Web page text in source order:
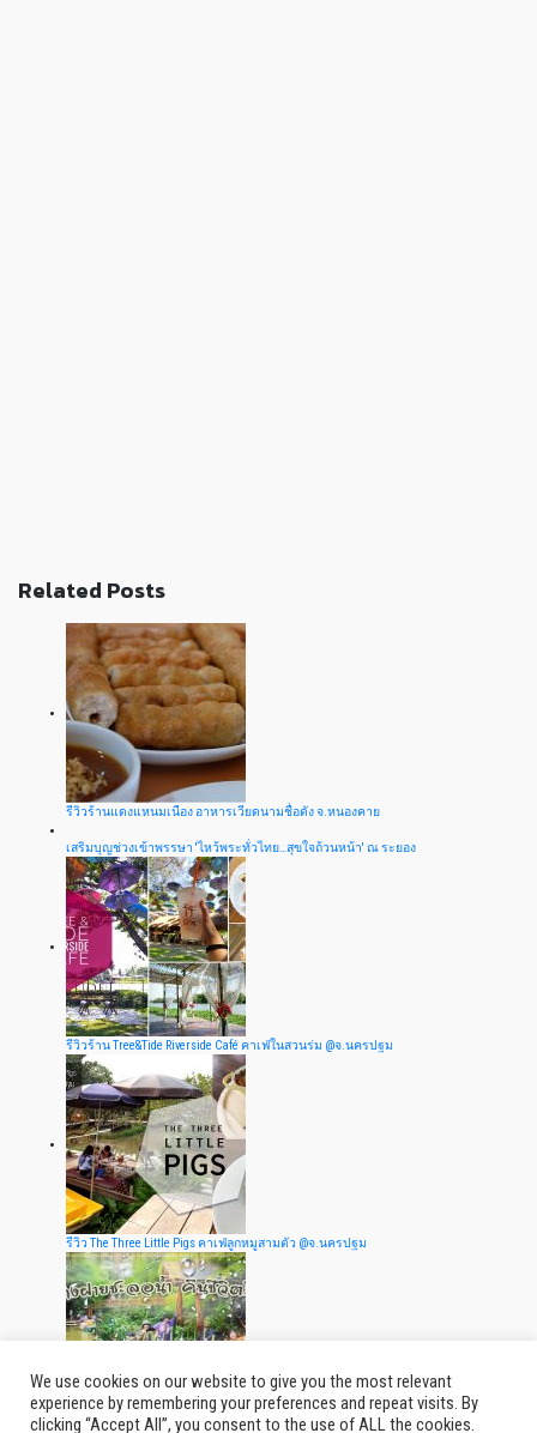
Related Posts
รีวิวร้านแดงแหนมเนือง อาหารเวียดนามชื่อดัง จ.หนองคาย
เสริมบุญช่วงเข้าพรรษา 'ไหว้พระทั่วไทย…สุขใจถ้วนหน้า' ณ ระยอง
รีวิวร้าน Tree&Tide Riverside Café คาเฟ่ในสวนร่ม @จ.นครปฐม
รีวิว The Three Little Pigs คาเฟ่ลูกหมูสามตัว @จ.นครปฐม
We use cookies on our website to give you the most relevant
experience by remembering your preferences and repeat visits. By
clicking “Accept All”, you consent to the use of ALL the cookies.